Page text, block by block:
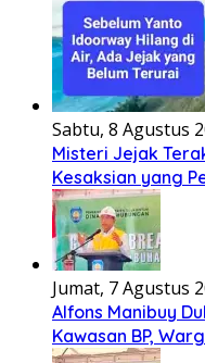
Sabtu, 8 Agustus
Misteri Jejak
Kesaksian yang
Jumat, 7 Agustus
Alfons Manibuy
Kawasan BP,